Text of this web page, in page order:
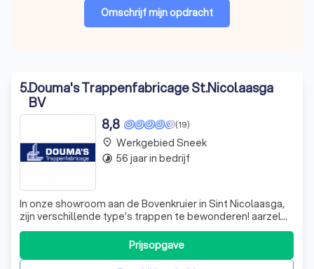
Omschrijf mijn opdracht
5.Douma's Trappenfabricage St.Nicolaasga
BV
(19)
8,8
In onze showroom aan de Bovenkruier in Sint Nicolaasga,
zijn verschillende type’s trappen te bewonderen! aarzel
niet en maak vrijblijvend een afspraak. Door goed naar de
wensen van de opdrachtgevers te luisteren en ze de
ongekende mogelijkheden te tonen, komen de
Prijsopgave
place Werkgebied Sneek
timelapse 56 jaar in bedrijf